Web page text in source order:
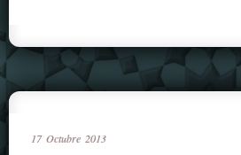
17 Octubre 2013